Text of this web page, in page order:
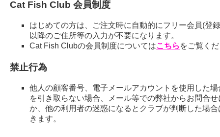
Cat Fish Club 会員制度
はじめての方は、ご注文時に自動的にフリー会員(登
以降のご住所等の入力が不要になります。
Cat Fish Clubの会員制度についてはこちら をご覧く
禁止行為
他人の顧客番号、電子メールアカウントを使用した
を引き取らない場合、メール等での弊社からお問合
か、他の利用者の迷惑になるとクラブが判断した場
きます。